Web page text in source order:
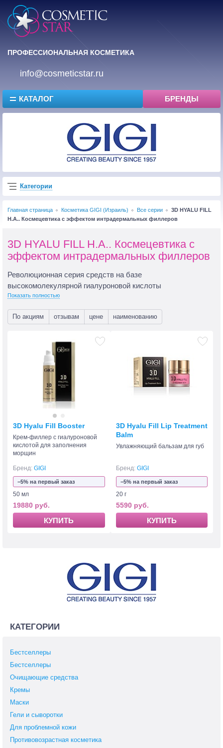
ПРОФЕССИОНАЛЬНАЯ КОСМЕТИКА
info@cosmeticstar.ru
КАТАЛОГ БРЕНДЫ
Категории
Главная страница Косметика GIGI (Израиль) Все серии
3D HYALU FILL
H.A.. Космецевтика с эффектом интрадермальных филлеров
3D HYALU FILL H.A.. Космецевтика с
эффектом интрадермальных филлеров
Революционная серия средств на базе
высокомолекулярной гиалуроновой кислоты
Показать полностью
По акциям отзывам цене наименованию
3D Hyalu Fill Booster
Крем-филлер с гиалуроновой
кислотой для заполнения
морщин
Бренд: GIGI
−5% на первый заказ
50 мл
19880 руб.
КУПИТЬ
3D Hyalu Fill Lip Treatment
Balm
Увлажняющий бальзам для губ
Бренд: GIGI
−5% на первый заказ
20 г
5590 руб.
КУПИТЬ
КАТЕГОРИИ
Бестселлеры
Бестселлеры
Очищающие средства
Кремы
Маски
Гели и сыворотки
Для проблемной кожи
Противовозрастная косметика